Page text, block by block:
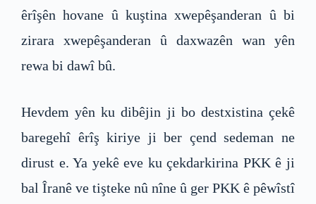
êrîşên hovane û kuştina xwepêşanderan û bi
zirara xwepêşanderan û daxwazên wan yên
rewa bi dawî bû.
Hevdem yên ku dibêjin ji bo destxistina çekê
baregehî êrîş kiriye ji ber çend sedeman ne
dirust e. Ya yekê eve ku çekdarkirina PKK ê ji
bal Îranê ve tişteke nû nîne û ger PKK ê pêwîstî